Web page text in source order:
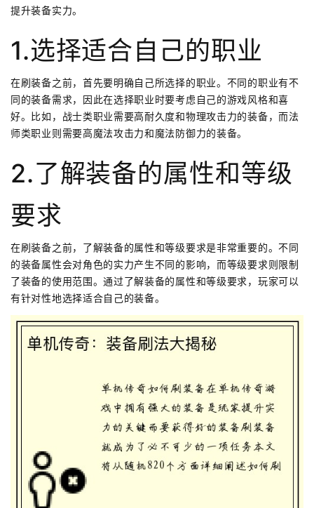
提升装备实力。
1.选择适合自己的职业
在刷装备之前，首先要明确自己所选择的职业。不同的职业有不
同的装备需求，因此在选择职业时要考虑自己的游戏风格和喜
好。比如，战士类职业需要高耐久度和物理攻击力的装备，而法
师类职业则需要高魔法攻击力和魔法防御力的装备。
2.了解装备的属性和等级
要求
在刷装备之前，了解装备的属性和等级要求是非常重要的。不同
的装备属性会对角色的实力产生不同的影响，而等级要求则限制
了装备的使用范围。通过了解装备的属性和等级要求，玩家可以
有针对性地选择适合自己的装备。